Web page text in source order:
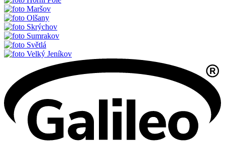
Maršov
Olšany
Skrýchov
Sumrakov
Světlá
Velký Jeníkov